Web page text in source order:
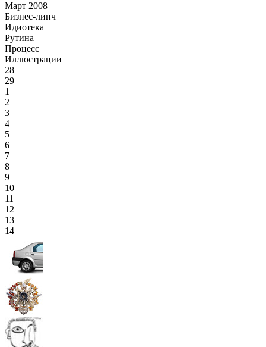
Март 2008
Бизнес-линч
Идиотека
Рутина
Процесс
Иллюстрации
28
29
1
2
3
4
5
6
7
8
9
10
11
12
13
14